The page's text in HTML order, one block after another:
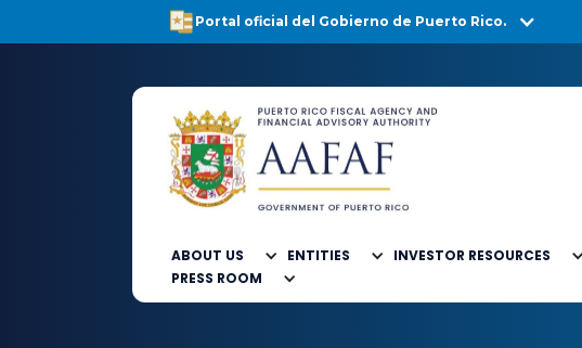
Portal oficial del Gobierno de Puerto Rico.
ABOUT US ENTITIES INVESTOR RESOURCES
PRESS ROOM